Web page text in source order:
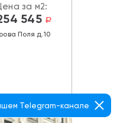
за м2:
545 a
Поля д.10
Telegram-канале